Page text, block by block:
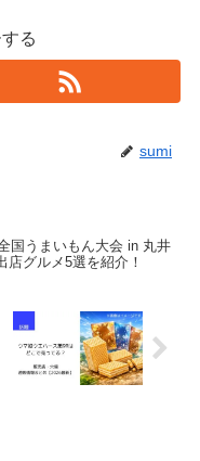
る
sumi
国うまいもん大会 in 丸井
店グルメ5選を紹介！